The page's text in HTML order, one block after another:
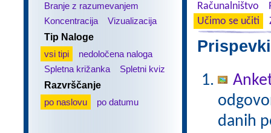
Branje z razumevanjem
Koncentracija
Vizualizacija
Tip Naloge
vsi tipi
nedoločena naloga
Spletna križanka
Spletni kviz
Razvrščanje
po naslovu
po datumu
Računalništvo
Učimo se učiti
danih